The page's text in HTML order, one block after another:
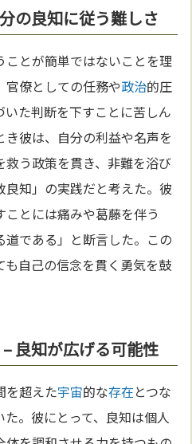
の良知に従う難しさ
ことが簡単ではないことを理
僚としての任務や政治的圧
た判断を下すことに苦しん
彼は、自分の利益や名声を
う政策を貫き、非難を浴び
良知」の実践だと考えた。彼
とには痛みや葛藤を伴う
である」と断言した。この
自己の信念を貫く勇気を鼓
良知が広げる可能性
を超えた宇宙的な存在とつな
。彼にとって、良知は個人